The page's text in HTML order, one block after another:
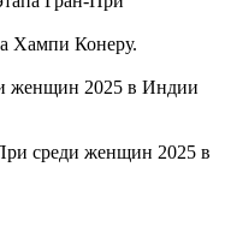
Хампи Конеру.